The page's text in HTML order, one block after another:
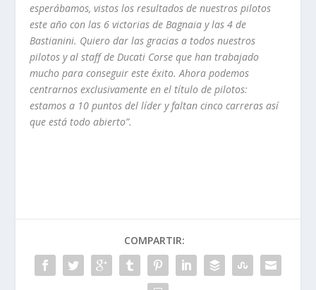
esperábamos, vistos los resultados de nuestros pilotos
este año con las 6 victorias de Bagnaia y las 4 de
Bastianini. Quiero dar las gracias a todos nuestros
pilotos y al staff de Ducati Corse que han trabajado
mucho para conseguir este éxito. Ahora podemos
centrarnos exclusivamente en el título de pilotos:
estamos a 10 puntos del líder y faltan cinco carreras así
que está todo abierto”.
COMPARTIR: